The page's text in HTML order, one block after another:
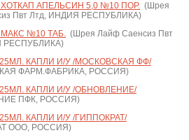
АПЕЛЬСИН 5,0 №10 ПОР.(Шрея
Пвт Лтд, ИНДИЯ РЕСПУБЛИКА)
№10 ТАБ.(Шрея Лайф Саенсиз Пвт
РЕСПУБЛИКА)
КАПЛИ И/У /МОСКОВСКАЯ ФФ/
ФАРМ.ФАБРИКА, РОССИЯ)
КАПЛИ И/У /ОБНОВЛЕНИЕ/
ПФК, РОССИЯ)
КАПЛИ И/У /ГИППОКРАТ/
ООО, РОССИЯ)